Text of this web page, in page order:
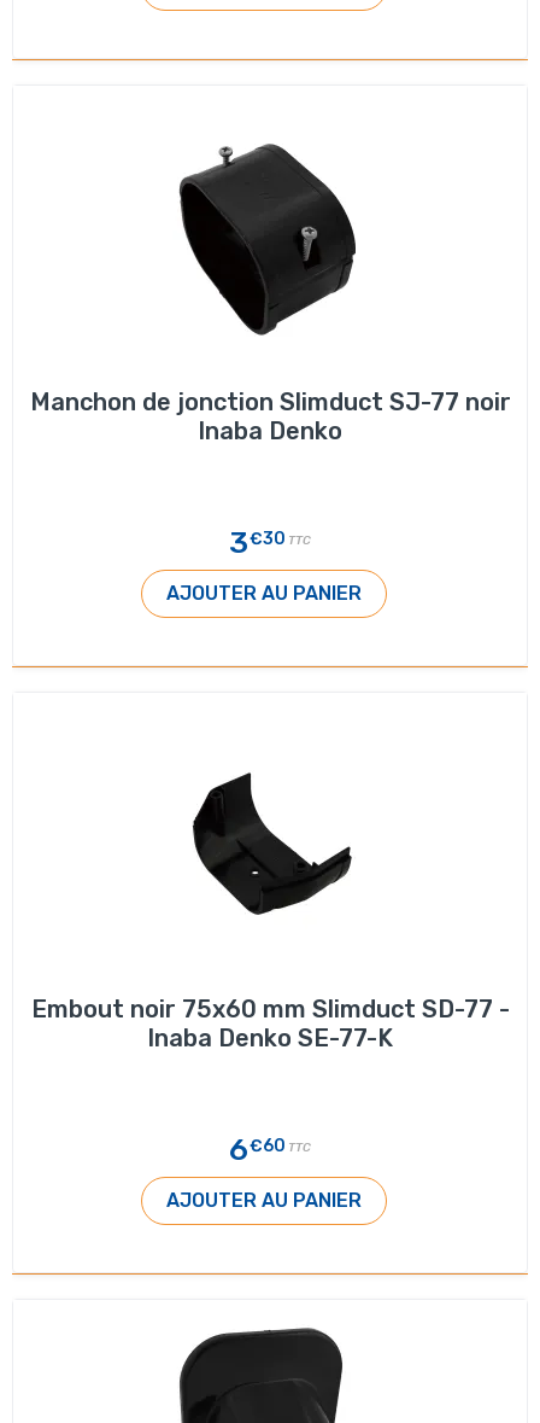
Manchon de jonction Slimduct SJ-77 noir
Inaba Denko
3€30 TTC
AJOUTER AU PANIER
Embout noir 75x60 mm Slimduct SD-77 -
Inaba Denko SE-77-K
6€60 TTC
AJOUTER AU PANIER